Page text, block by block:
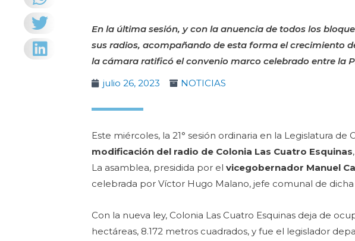
En la última sesión, y con la anuencia de todos los
sus radios, acompañando de esta forma el crecimiento
la cámara ratificó el convenio marco celebrado entre la
julio 26, 2023
NOTICIAS
Este miércoles, la 21° sesión ordinaria en la Legislatura
modificación del radio de Colonia Las Cuatro Esquinas
La asamblea, presidida por elvicegobernador Manuel
celebrada por Víctor Hugo Malano, jefe comunal de dicha
Con la nueva ley, Colonia Las Cuatro Esquinas deja de
hectáreas, 8.172 metros cuadrados, y fue el legislador